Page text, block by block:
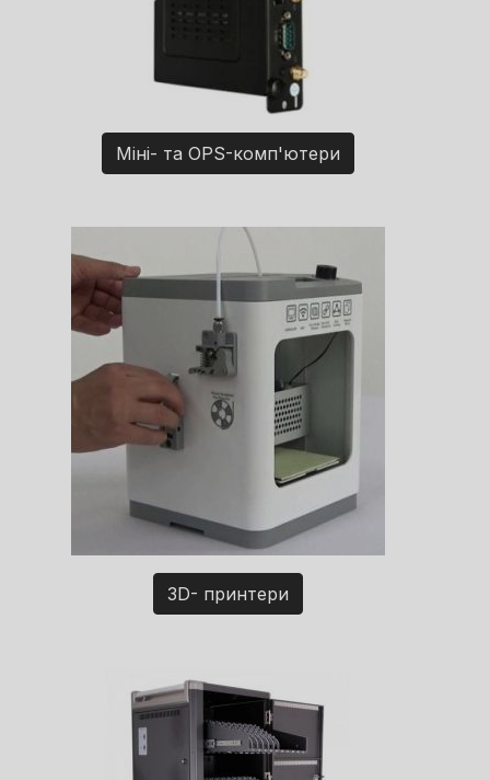
Міні- та OPS-комп'ютери
3D- принтери